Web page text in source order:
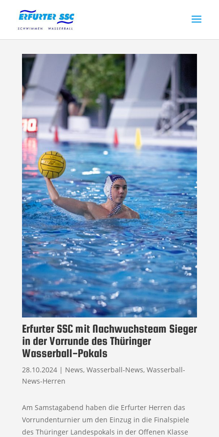
Erfurter SSC mit Nachwuchsteam Sieger
in der Vorrunde des Thüringer
Wasserball-Pokals
28.10.2024| News, Wasserball-News, Wasserball-
News-Herren
Am Samstagabend haben die Erfurter Herren das
Vorrundenturnier um den Einzug in die Finalspiele
des Thüringer Landespokals in der Offenen Klasse